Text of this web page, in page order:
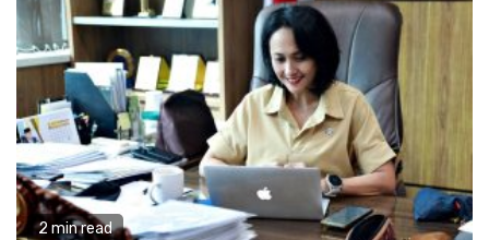
2 min read